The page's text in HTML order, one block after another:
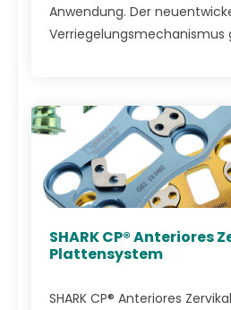
Anwendung. Der
Verriegelungsmechanismus
SHARK CP® Anteriores
Plattensystem
SHARK CP® Anteriores